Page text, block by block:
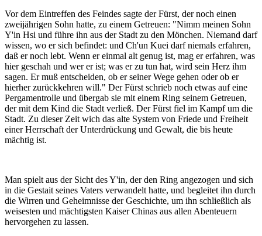
Vor dem Eintreffen des Feindes sagte der Fürst, der noch einen
zweijährigen Sohn hatte, zu einem Getreuen: "Nimm meinen Sohn
Y'in Hsi und führe ihn aus der Stadt zu den Mönchen. Niemand darf
wissen, wo er sich befindet: und Ch'un Kuei darf niemals erfahren,
daß er noch lebt. Wenn er einmal alt genug ist, mag er erfahren, was
hier geschah und wer er ist; was er zu tun hat, wird sein Herz ihm
sagen. Er muß entscheiden, ob er seiner Wege gehen oder ob er
hierher zurückkehren will." Der Fürst schrieb noch etwas auf eine
Pergamentrolle und übergab sie mit einem Ring seinem Getreuen,
der mit dem Kind die Stadt verließ. Der Fürst fiel im Kampf um die
Stadt. Zu dieser Zeit wich das alte System von Friede und Freiheit
einer Herrschaft der Unterdrückung und Gewalt, die bis heute
mächtig ist.
Man spielt aus der Sicht des Y'in, der den Ring angezogen und sich
in die Gestait seines Vaters verwandelt hatte, und begleitet ihn durch
die Wirren und Geheimnisse der Geschichte, um ihn schließlich als
weisesten und mächtigsten Kaiser Chinas aus allen Abenteuern
hervorgehen zu lassen.